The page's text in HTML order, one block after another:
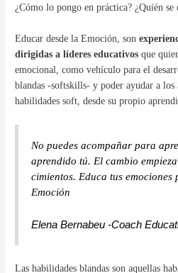
¿Cómo lo pongo en práctica? ¿Quién se
Educar desde la Emoción, son
dirigidas a líderes educativos que
emocional, como vehículo para el
blandas -softskills- y poder ayudar a los
habilidades soft, desde su propio
No puedes acompañar para
aprendido tú. El cambio
cimientos. Educa tus emociones
Emoción
Elena Bernabeu -Coach
Las habilidades blandas son aquellas